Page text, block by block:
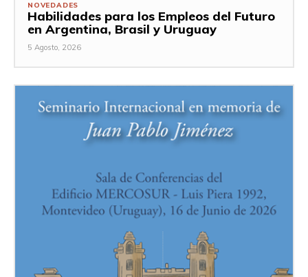
NOVEDADES
Habilidades para los Empleos del Futuro
en Argentina, Brasil y Uruguay
5 Agosto, 2026